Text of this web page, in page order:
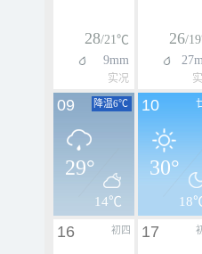
28/21℃
9mm
实况
26/
降温6℃
09
29°
14℃
10
30°
初四
16 17